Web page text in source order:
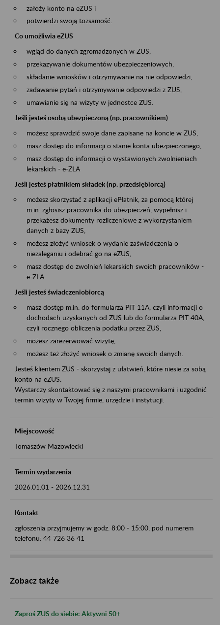
założy konto na eZUS i
potwierdzi swoją tożsamość.
Co umożliwia eZUS
wgląd do danych zgromadzonych w ZUS,
przekazywanie dokumentów ubezpieczeniowych,
składanie wniosków i otrzymywanie na nie odpowiedzi,
zadawanie pytań i otrzymywanie odpowiedzi z ZUS,
umawianie się na wizyty w jednostce ZUS.
Jeśli jesteś osobą ubezpieczoną (np. pracownikiem)
możesz sprawdzić swoje dane zapisane na koncie w ZUS,
masz dostęp do informacji o stanie konta ubezpieczonego,
masz dostęp do informacji o wystawionych zwolnieniach
lekarskich - e-ZLA
Jeśli jesteś płatnikiem składek (np. przedsiębiorcą)
możesz skorzystać z aplikacji ePłatnik, za pomocą której
m.in. zgłosisz pracownika do ubezpieczeń, wypełnisz i
przekażesz dokumenty rozliczeniowe z wykorzystaniem
danych z bazy ZUS,
możesz złożyć wniosek o wydanie zaświadczenia o
niezaleganiu i odebrać go na eZUS,
masz dostęp do zwolnień lekarskich swoich pracowników -
e-ZLA
Jeśli jesteś świadczeniobiorcą
masz dostęp m.in. do formularza PIT 11A, czyli informacji o
dochodach uzyskanych od ZUS lub do formularza PIT 40A,
czyli rocznego obliczenia podatku przez ZUS,
możesz zarezerwować wizytę,
możesz też złożyć wniosek o zmianę swoich danych.
Jesteś klientem ZUS - skorzystaj z ułatwień, które niesie za sobą
konto na eZUS.
Wystarczy skontaktować się z naszymi pracownikami i uzgodnić
termin wizyty w Twojej firmie, urzędzie i instytucji.
Miejscowość
Tomaszów Mazowiecki
Termin wydarzenia
2026.01.01 - 2026.12.31
Kontakt
zgłoszenia przyjmujemy w godz. 8:00 - 15:00, pod numerem
telefonu: 44 726 36 41
Zobacz także
Zaproś ZUS do siebie: Aktywni 50+